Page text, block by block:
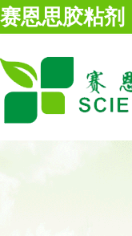
赛恩思胶粘剂